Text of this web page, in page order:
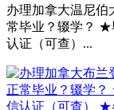
办理加拿大温尼伯
常毕业？辍学？ ★
认证（可查）...